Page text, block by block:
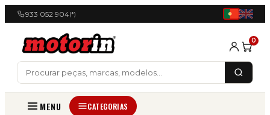
933 052 904(*)
0
MENU CATEGORIAS